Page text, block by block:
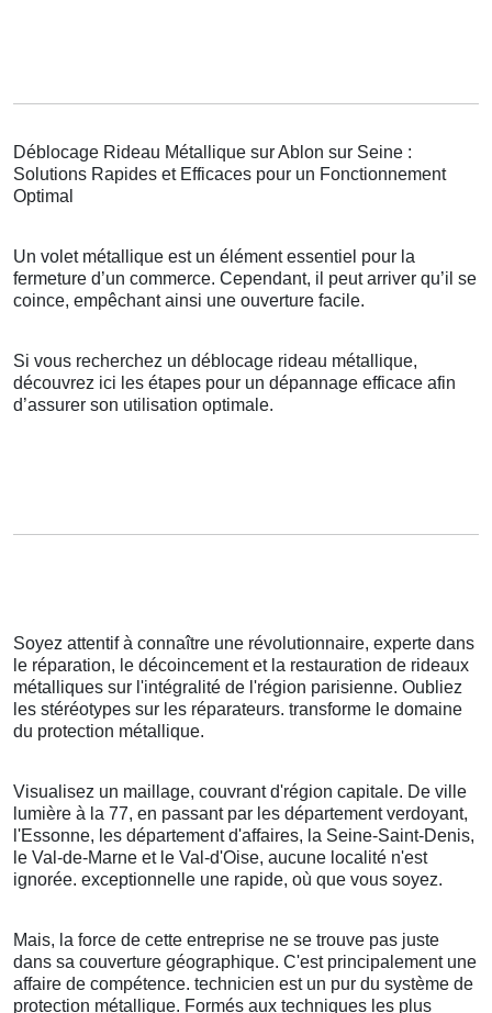
Déblocage Rideau Métallique sur Ablon sur Seine :
Solutions Rapides et Efficaces pour un Fonctionnement
Optimal
Un volet métallique est un élément essentiel pour la
fermeture d’un commerce. Cependant, il peut arriver qu’il se
coince, empêchant ainsi une ouverture facile.
Si vous recherchez un déblocage rideau métallique,
découvrez ici les étapes pour un dépannage efficace afin
d’assurer son utilisation optimale.
Soyez attentif à connaître une révolutionnaire, experte dans
le réparation, le décoincement et la restauration de rideaux
métalliques sur l'intégralité de l'région parisienne. Oubliez
les stéréotypes sur les réparateurs. transforme le domaine
du protection métallique.
Visualisez un maillage, couvrant d'région capitale. De ville
lumière à la 77, en passant par les département verdoyant,
l'Essonne, les département d'affaires, la Seine-Saint-Denis,
le Val-de-Marne et le Val-d'Oise, aucune localité n'est
ignorée. exceptionnelle une rapide, où que vous soyez.
Mais, la force de cette entreprise ne se trouve pas juste
dans sa couverture géographique. C'est principalement une
affaire de compétence. technicien est un pur du système de
protection métallique. Formés aux techniques les plus